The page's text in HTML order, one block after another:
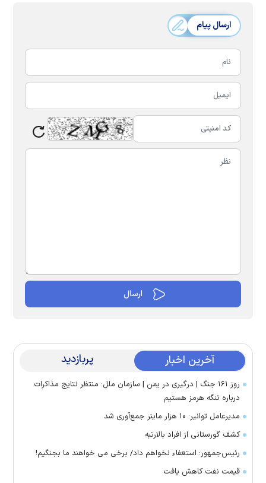
ارسال پیام
آخرین اخبار پربازدید
روز ۱۶۱ جنگ | درگیری در یمن | سازمان ملل: منتظر نتایج مذاکرات
درباره تنگه هرمز هستیم
مدیرعامل توانیر: ۱۰ هزار ماینر جمع‌آوری شد
کشف گورستانی از افراد بالارتبه
رئیس‌جمهور: استعفاء نخواهم داد/ برخی می خواهند ما بجنگیم!
قیمت نفت کاهش یافت